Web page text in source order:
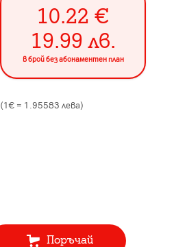
10.22 €
19.99 лв.
в брой без абонаментен план
(1€ = 1.95583 лева)
Поръчай